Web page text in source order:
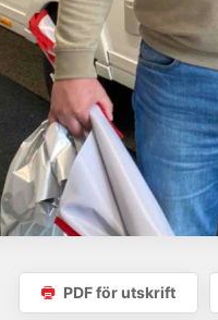
PDF för utskrift